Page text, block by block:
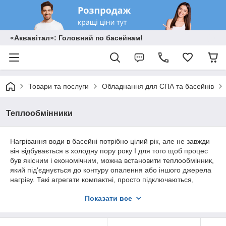
«Аквавітал»: Головний по басейнам!
Товари та послуги Обладнання для СПА та басейнів
Теплообмінники
Нагрівання води в басейні потрібно цілий рік, але не завжди
він відбувається в холодну пору року І для того щоб процес
був якісним і економічним, можна встановити теплообмінник,
який під'єднується до контуру опалення або іншого джерела
нагріву. Такі агрегати компактні, просто підключаються,
Показати все